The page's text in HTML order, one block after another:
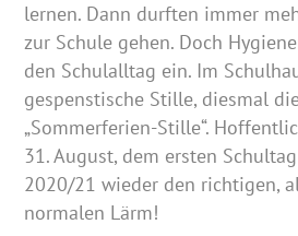
lernen. Dann durften immer
zur Schule gehen. Doch
den Schulalltag ein. Im
gespenstische Stille, diesmal
„Sommerferien-Stille“.
31. August, dem ersten
2020/21 wieder den richtigen,
normalen Lärm!